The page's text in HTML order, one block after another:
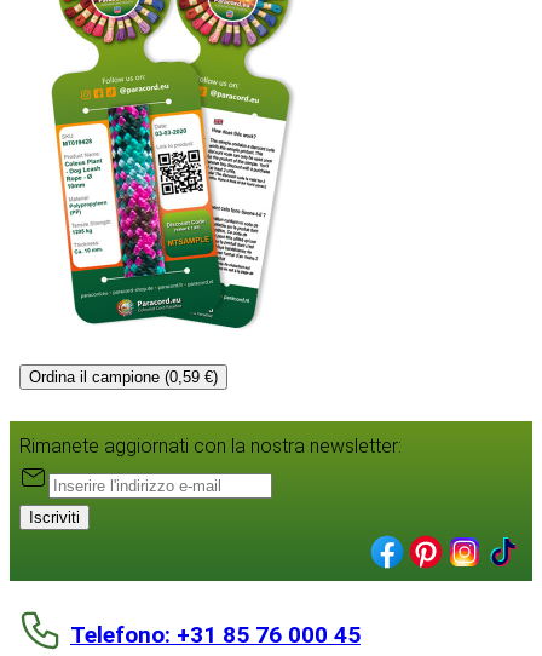
Ordina il campione (0,59 €)
Rimanete aggiornati con la nostra newsletter:
Iscriviti
Telefono: +31 85 76 000 45